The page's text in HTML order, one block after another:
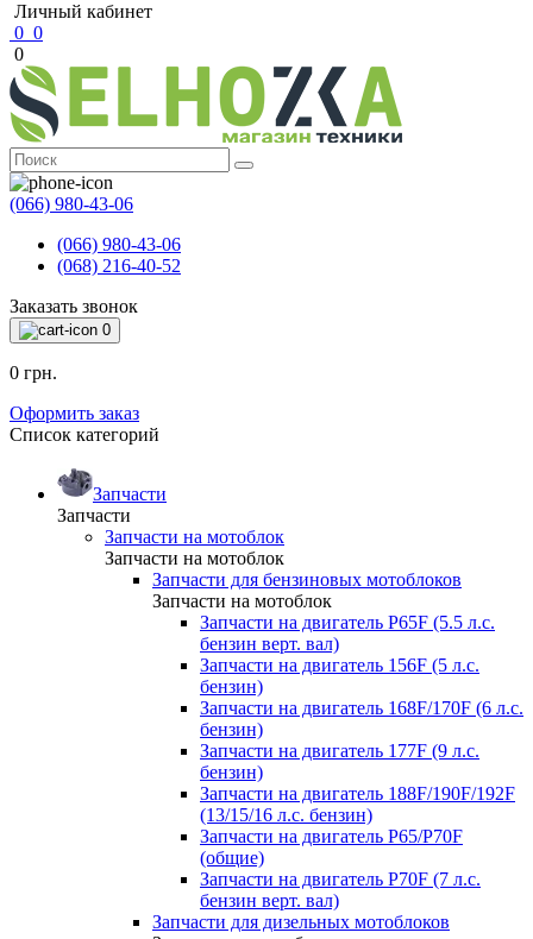
Личный кабинет
0 0
0
(066) 980-43-06
(066) 980-43-06
(068) 216-40-52
Заказать звонок
0
0 грн.
Оформить заказ
Список категорий
Запчасти
Запчасти
Запчасти на мотоблок
Запчасти на мотоблок
Запчасти для бензиновых мотоблоков
Запчасти на мотоблок
Запчасти на двигатель P65F (5.5 л.с.
бензин верт. вал)
Запчасти на двигатель 156F (5 л.с.
бензин)
Запчасти на двигатель 168F/170F (6 л.с.
бензин)
Запчасти на двигатель 177F (9 л.с.
бензин)
Запчасти на двигатель 188F/190F/192F
(13/15/16 л.с. бензин)
Запчасти на двигатель P65/P70F
(общие)
Запчасти на двигатель P70F (7 л.с.
бензин верт. вал)
Запчасти для дизельных мотоблоков